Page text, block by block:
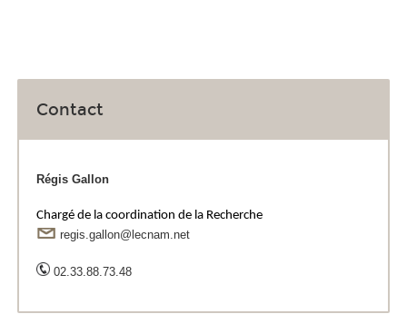
Contact
Régis Gallon
Chargé de la coordination de la Recherche
regis.gallon@lecnam.net
02.33.88.73.48